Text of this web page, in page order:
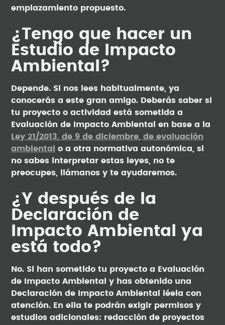
emplazamiento propuesto.
¿Tengo que hacer un
Estudio de Impacto
Ambiental?
Depende. Si nos lees habitualmente, ya
conocerás a este gran amigo. Deberás saber si
tu proyecto o actividad está sometida a
Evaluación de Impacto Ambiental en base a la
Ley 21/2013, de 9 de diciembre, de evaluación
ambiental
o a otra normativa autonómica, si
no sabes interpretar estas leyes, no te
preocupes, llámanos y te ayudaremos.
¿Y después de la
Declaración de
Impacto Ambiental ya
está todo?
No. Si han sometido tu proyecto a Evaluación
de Impacto Ambiental y has obtenido una
Declaración de Impacto Ambiental léela con
atención. En ella te podrán exigir permisos y
estudios adicionales: redacción de proyectos